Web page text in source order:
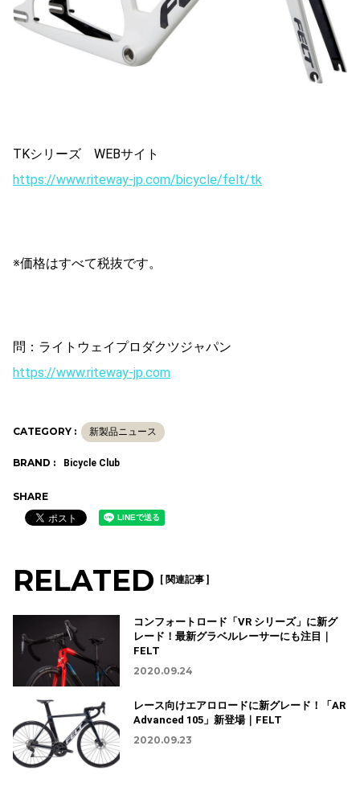
TKシリーズ WEBサイト
https://www.riteway-jp.com/bicycle/felt/tk
※価格はすべて税抜です。
問：ライトウェイプロダクツジャパン
https://www.riteway-jp.com
CATEGORY : 新製品ニュース
BRAND : Bicycle Club
SHARE
RELATED [ 関連記事 ]
コンフォートロード「VR シリーズ」に新グ
レード！最新グラベルレーサーにも注目｜
FELT
2020.09.24
レース向けエアロロードに新グレード！「AR
Advanced 105」新登場｜FELT
2020.09.23